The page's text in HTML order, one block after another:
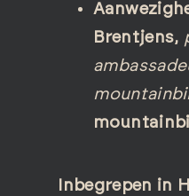
Brentjens,
Inbegrepen in